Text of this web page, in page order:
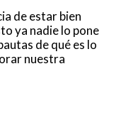
de estar bien
ya nadie lo pone
de qué es lo
nuestra